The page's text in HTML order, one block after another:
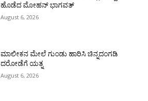
ಹೊಡೆದ ಮೋಹನ್ ಭಾಗವತ್
August 6, 2026
ಮಾಲೀಕನ ಮೇಲೆ ಗುಂಡು ಹಾರಿಸಿ ಚಿನ್ನದಂಗಡಿ
ದರೋಡೆಗೆ ಯತ್ನ
August 6, 2026